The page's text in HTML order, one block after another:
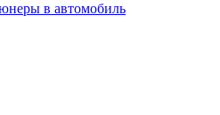
в автомобиль